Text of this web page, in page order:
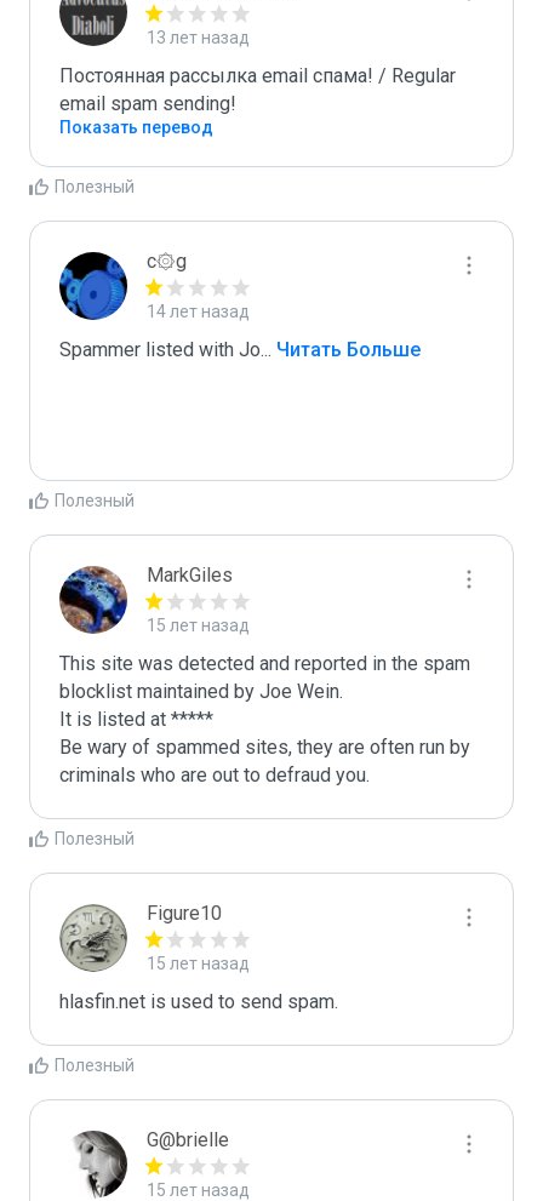
13 лет назад
Постоянная рассылка email спама! / Regular
email spam sending!
Показать перевод
Полезный
c۞g
14 лет назад
Spammer listed with Jo... Читать Больше
Полезный
MarkGiles
15 лет назад
This site was detected and reported in the spam
blocklist maintained by Joe Wein.
It is listed at *****
Be wary of spammed sites, they are often run by
criminals who are out to defraud you.
Полезный
Figure10
15 лет назад
hlasfin.net is used to send spam.
Полезный
G@brielle
15 лет назад